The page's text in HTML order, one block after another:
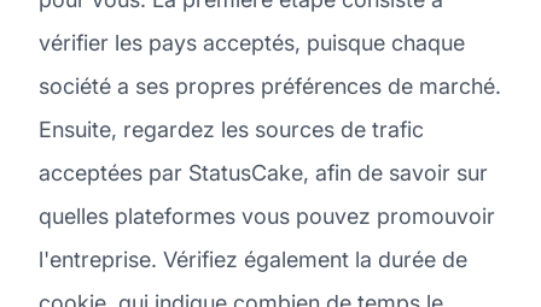
vérifier les pays acceptés, puisque chaque
société a ses propres préférences de marché.
Ensuite, regardez les sources de trafic
acceptées par StatusCake, afin de savoir sur
quelles plateformes vous pouvez promouvoir
l'entreprise. Vérifiez également la durée de